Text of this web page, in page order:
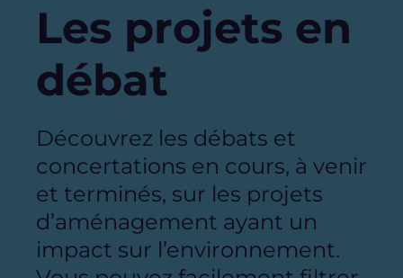
n
Les projets en
débat
Description
Découvrez les débats et
concertations en cours, à venir
et terminés, sur les projets
d’aménagement ayant un
impact sur l’environnement.